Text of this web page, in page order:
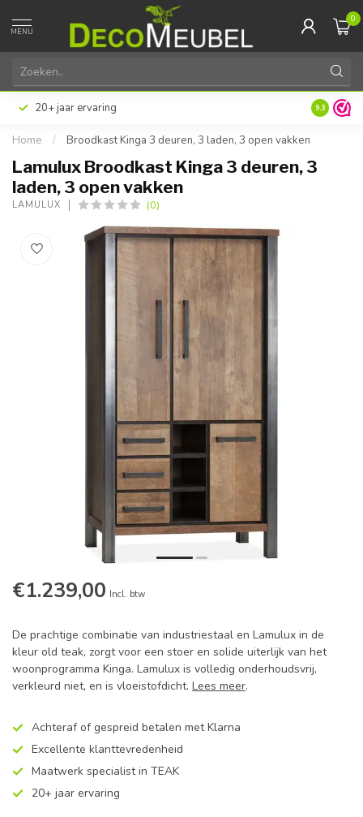
MENU
0
20+ jaar ervaring 9.3
Home / Broodkast Kinga 3 deuren, 3 laden, 3 open vakken
Lamulux Broodkast Kinga 3 deuren, 3
laden, 3 open vakken
LAMULUX (0)
€1.239,00 Incl. btw
De prachtige combinatie van industriestaal en Lamulux in de
kleur old teak, zorgt voor een stoer en solide uiterlijk van het
woonprogramma Kinga. Lamulux is volledig onderhoudsvrij,
verkleurd niet, en is vloeistofdicht. Lees meer.
Achteraf of gespreid betalen met Klarna
Excellente klanttevredenheid
Maatwerk specialist in TEAK
20+ jaar ervaring